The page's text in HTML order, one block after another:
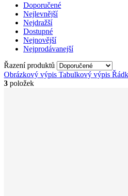
Doporučené
Nejlevnější
Nejdražší
Dostupné
Nejnovější
Nejprodávanejší
Řazení produktů
Obrázkový výpis Tabulkový výpis
3 položek